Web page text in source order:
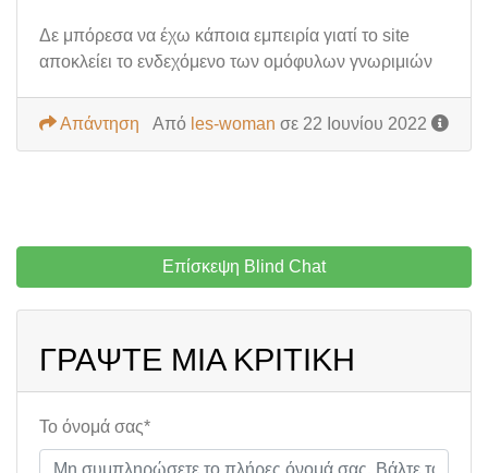
Δε μπόρεσα να έχω κάποια εμπειρία γιατί το site
αποκλείει το ενδεχόμενο των ομόφυλων γνωριμιών
Από les-woman σε 22 Ιουνίου 2022
Απάντηση
Επίσκεψη Blind Chat
ΓΡΆΨΤΕ ΜΙΑ ΚΡΙΤΙΚΉ
Το όνομά σας*